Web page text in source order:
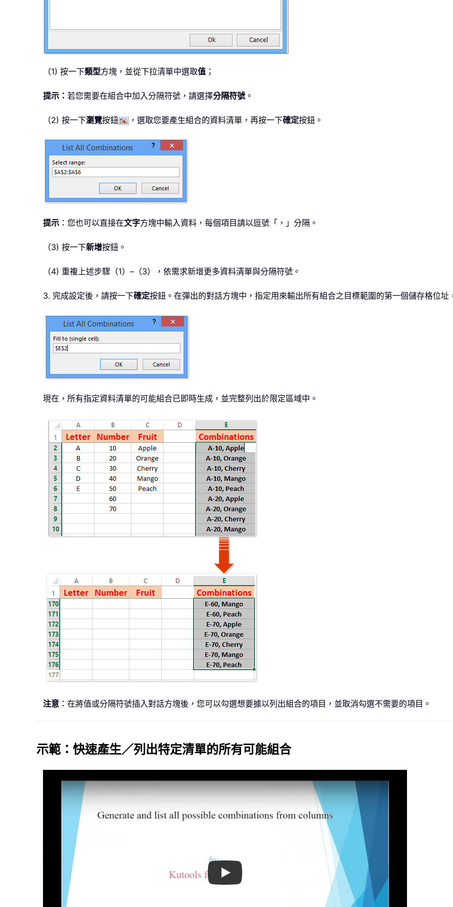
（1) 按一下類型方塊，並從下拉清單中選取值 ；
提示： 若您需要在組合中加入分隔符號，請選擇分隔符號。
（2) 按一下瀏覽按鈕 ，選取您要產生組合的資料清單，再按一下確定按鈕。
提示 ：您也可以直接在文字方塊中輸入資料，每個項目請以逗號「，」分隔。
（3) 按一下新增按鈕。
（4) 重複上述步驟（1）–（3），依需求新增更多資料清單與分隔符號。
3. 完成設定後，請按一下確定按鈕。在彈出的對話方塊中，指定用來輸出所有組合之目標範圍的第一個儲存格位址
現在，所有指定資料清單的可能組合已即時生成，並完整列出於限定區域中。
注意 ：在將值或分隔符號插入對話方塊後，您可以勾選想要據以列出組合的項目，並取消勾選不需要的項目。
示範：快速產生／列出特定清單的所有可能組合
Play